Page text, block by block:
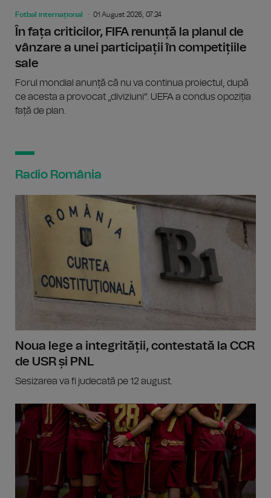
Fotbal internațional 01 August 2026, 07:24
În fața criticilor, FIFA renunță la planul de
vânzare a unei participații în competițiile
sale
Forul mondial anunță că nu va continua proiectul, după
ce acesta a provocat „diviziuni”. UEFA a condus opoziția
față de plan.
Radio România
Noua lege a integrității, contestată la CCR
de USR și PNL
Sesizarea va fi judecată pe 12 august.